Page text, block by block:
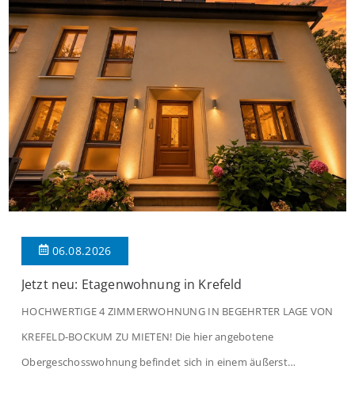
06.08.2026
Jetzt neu: Etagenwohnung in Krefeld
HOCHWERTIGE 4 ZIMMERWOHNUNG IN BEGEHRTER LAGE VON
KREFELD-BOCKUM ZU MIETEN! Die hier angebotene
Obergeschosswohnung befindet sich in einem äußerst